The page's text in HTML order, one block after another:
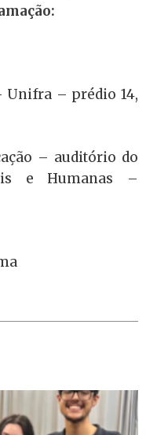
Unifra – prédio 14,
– auditório do
e Humanas –